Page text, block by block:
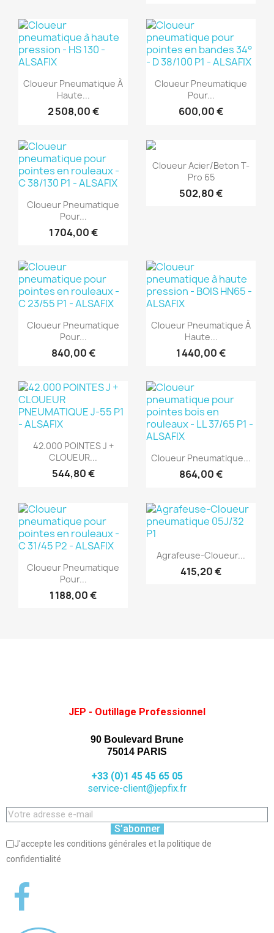
Aperçu rapide
Cloueur Pneumatique À
Haute...
2 508,00 €
Aperçu rapide
Cloueur Pneumatique
Pour...
600,00 €
(1)
Aperçu rapide
Cloueur Pneumatique
Pour...
1 704,00 €
(1)
Aperçu rapide
Cloueur Acier/beton T-
Pro 65
502,80 €
Aperçu rapide
Cloueur Pneumatique
Pour...
840,00 €
(1)
Aperçu rapide
Cloueur Pneumatique À
Haute...
1 440,00 €
 Aperçu rapide
42.000 POINTES J +
CLOUEUR...
544,80 €
Aperçu rapide
Cloueur Pneumatique...
864,00 €
Aperçu rapide
Cloueur Pneumatique
Pour...
1 188,00 €
(1)
Aperçu rapide
Agrafeuse-Cloueur...
415,20 €
JEP - Outillage Professionnel
90 Boulevard Brune
75014 PARIS
+33 (0)1 45 45 65 05
service-client@jepfix.fr
S’abonner
J'accepte les conditions générales et la politique de
confidentialité